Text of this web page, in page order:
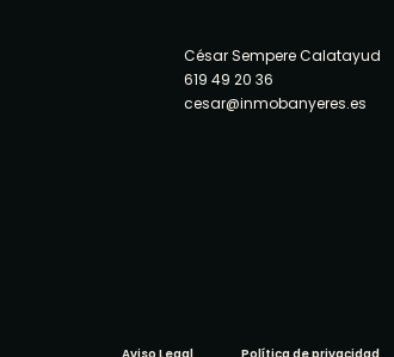
César Sempere Calatayud
619 49 20 36
cesar@inmobanyeres.es